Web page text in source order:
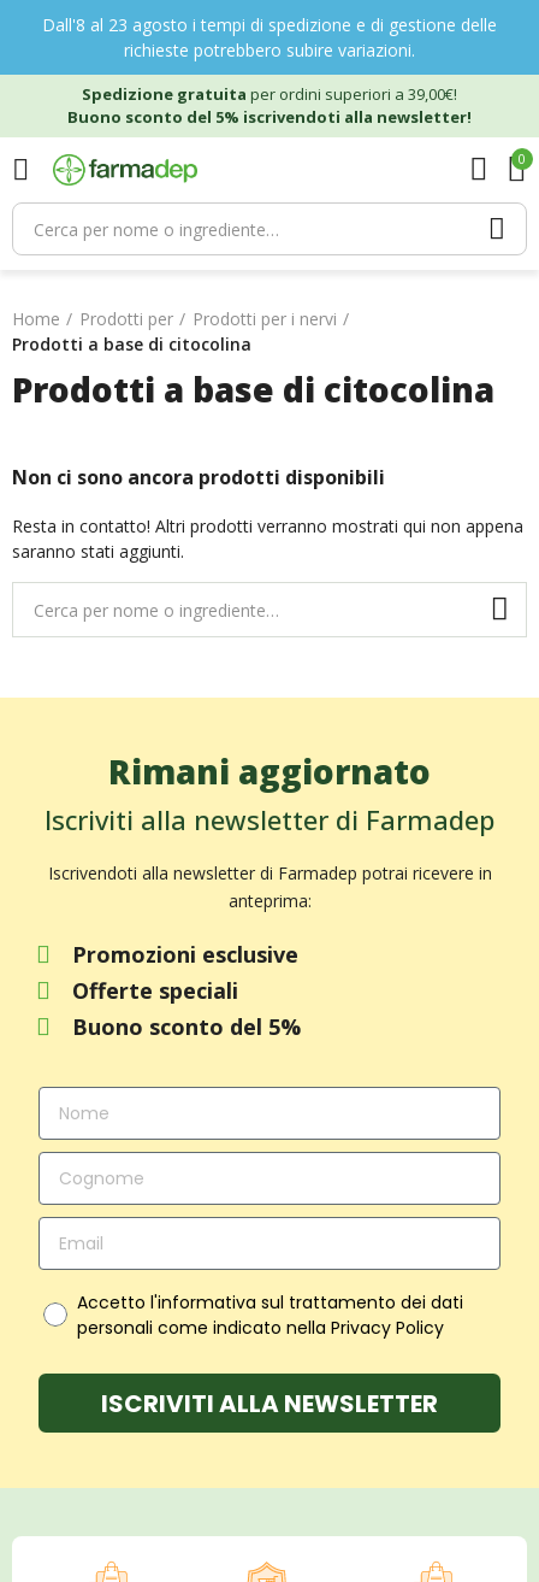
Dall'8 al 23 agosto i tempi di spedizione e di gestione delle
richieste potrebbero subire variazioni.
Spedizione gratuita per ordini superiori a 39,00€!
Buono sconto del 5% iscrivendoti alla newsletter!
0
Home Prodotti per
Prodotti per i nervi
Prodotti a base di citocolina
Prodotti a base di citocolina
Non ci sono ancora prodotti disponibili
Resta in contatto! Altri prodotti verranno mostrati qui non appena
saranno stati aggiunti.
Rimani aggiornato
Iscriviti alla newsletter di Farmadep
Iscrivendoti alla newsletter di Farmadep potrai ricevere in
anteprima:
Promozioni esclusive
Offerte speciali
Buono sconto del 5%
Accetto l'informativa sul trattamento dei dati
personali come indicato nella Privacy Policy
ISCRIVITI ALLA NEWSLETTER